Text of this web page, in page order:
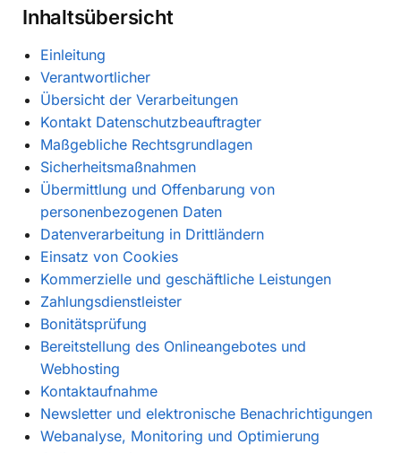
Inhaltsübersicht
Einleitung
Verantwortlicher
Übersicht der Verarbeitungen
Kontakt Datenschutzbeauftragter
Maßgebliche Rechtsgrundlagen
Sicherheitsmaßnahmen
Übermittlung und Offenbarung von
personenbezogenen Daten
Datenverarbeitung in Drittländern
Einsatz von Cookies
Kommerzielle und geschäftliche Leistungen
Zahlungsdienstleister
Bonitätsprüfung
Bereitstellung des Onlineangebotes und
Webhosting
Kontaktaufnahme
Newsletter und elektronische Benachrichtigungen
Webanalyse, Monitoring und Optimierung